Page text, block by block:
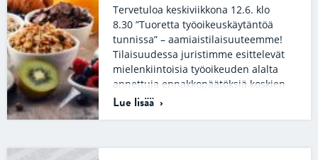
Tervetuloa keskiviikkona 12.6. klo
8.30 ”Tuoretta työoikeuskäytäntöä
tunnissa” – aamiaistilaisuuteemme!
Tilaisuudessa juristimme esittelevät
mielenkiintoisia työoikeuden alalta
annettuja ennakkopäätöksiä koskien
mm….
Lue lisää